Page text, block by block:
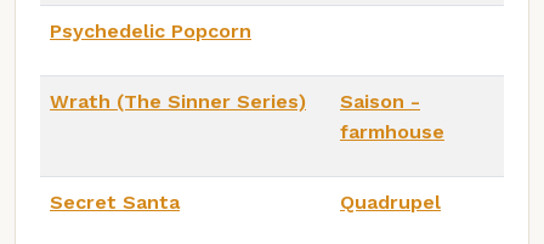
Psychedelic Popcorn
Wrath (The Sinner Series)
Saison -
farmhouse
Secret Santa Quadrupel